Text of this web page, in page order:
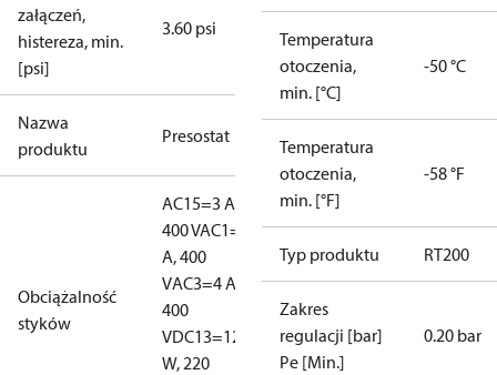
załączeń,
histereza, min.
[psi]
3.60 psi
Nazwa
produktu
Presostat
Obciążalność
styków
AC15=3 A,
400 VAC1=10
A, 400
VAC3=4 A,
400
VDC13=12
W, 220
Temperatura
otoczenia,
min. [°C]
-50 °C
Temperatura
otoczenia,
min. [°F]
-58 °F
Typ produktu RT200
Zakres
regulacji [bar]
Pe [Min.]
0.20 bar